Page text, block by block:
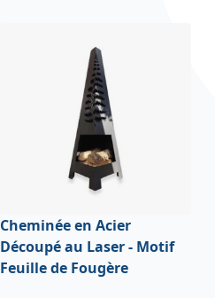
Cheminée en Acier
Découpé au Laser - Motif
Feuille de Fougère